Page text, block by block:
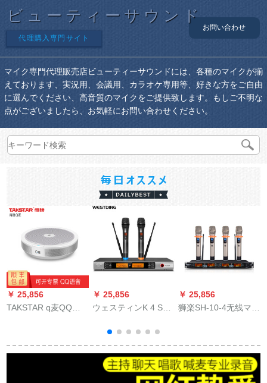
ビューティーサウンド
代理購入専門サイト
お問い合わせ
マイク専門代理販売店ビューティーサウンドには、各種のマイクが揃
えております、実況用、会議用、カラオケ専用等、好きな方をご自由
に選んでください、高音質のマイクをご提供致します。もしご不明な
点がございましたら、お気軽にお問い合わせください。
￥ 25,856
TAKSTAR q麦QQ電
帯小型スピカホワイ
￥ 25,856
ウェスティンK 4 Sワ
つの高保真U段マキオ
ケ舞台で結婚式場を
演出します。
￥ 25,856
狮楽SH-10-4无线マイ
つけたガチークをチ
ョウコク専门ステー
ジ演出会议マイク本